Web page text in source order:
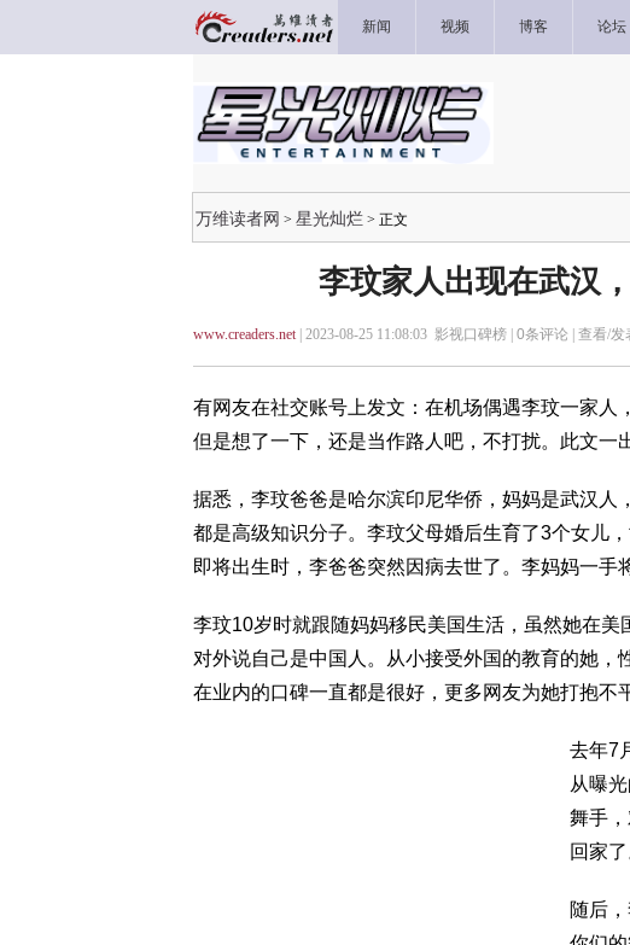
新闻 视频 博客 论坛
万维读者网 > 星光灿烂 > 正文
李玟家人出现在武汉
www.creaders.net| 2023-08-25 11:08:03 影视口碑榜 | 0条评论 | 查看/发
有网友在社交账号上发文：在机场偶遇李玟一家人
但是想了一下，还是当作路人吧，不打扰。此文一
据悉，李玟爸爸是哈尔滨印尼华侨，妈妈是武汉
都是高级知识分子。李玟父母婚后生育了3个女儿
即将出生时，李爸爸突然因病去世了。李妈妈一手
李玟10岁时就跟随妈妈移民美国生活，虽然她在
对外说自己是中国人。从小接受外国的教育的她
在业内的口碑一直都是很好，更多网友为她打抱不
去年7
从曝
舞手
回家了
随后